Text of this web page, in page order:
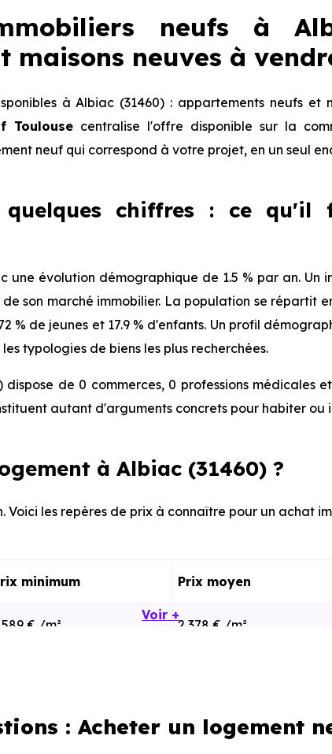
neufs à
maisons neuves à
à Albiac (31460) : appartements neufs et
Toulouse centralise l'offre disponible sur la
neuf qui correspond à votre projet, en un seul
quelques chiffres : ce qu'il
une évolution démographique de 1.5 % par an.
son marché immobilier. La population se répartit
% de jeunes et 17.9 % d'enfants. Un profil
typologies de biens les plus recherchées.
de 0 commerces, 0 professions médicales
autant d'arguments concrets pour habiter ou
à Albiac (31460) ?
Voici les repères de prix à connaître pour un achat
minimum Prix moyen
589 € /m² 2 378 € /m²
dans la commune, la surface, les
Voir +
: Acheter un logement